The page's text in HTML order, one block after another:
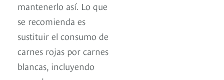
mantenerlo así. Lo que
se recomienda es
sustituir el consumo de
carnes rojas por carnes
blancas, incluyendo